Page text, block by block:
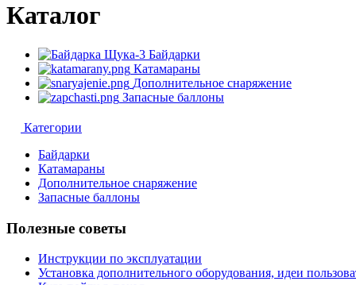
Каталог
Байдарки
Катамараны
Дополнительное снаряжение
Запасные баллоны
Категории
Байдарки
Катамараны
Дополнительное снаряжение
Запасные баллоны
Полезные советы
Инструкции по эксплуатации
Установка дополнительного оборудования, идеи